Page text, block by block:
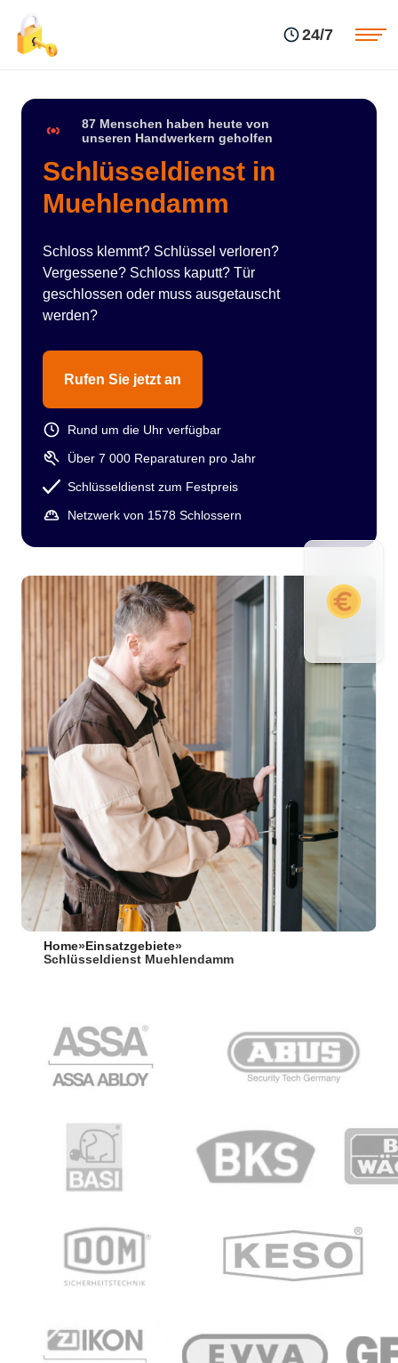
24/7
87 Menschen haben heute von
unseren Handwerkern geholfen
Schlüsseldienst in
Muehlendamm
Schloss klemmt? Schlüssel verloren?
Vergessene? Schloss kaputt? Tür
geschlossen oder muss ausgetauscht
werden?
Rufen Sie jetzt an
Rund um die Uhr verfügbar
Über 7 000 Reparaturen pro Jahr
Schlüsseldienst zum Festpreis
Netzwerk von 1578 Schlossern
Home» Einsatzgebiete»
Schlüsseldienst Muehlendamm